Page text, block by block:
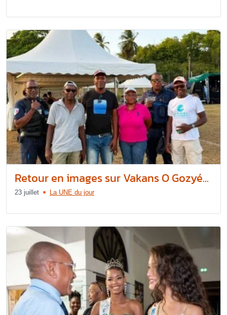
Retour en images sur Vakans O Gozyé...
23 juillet La UNE du jour